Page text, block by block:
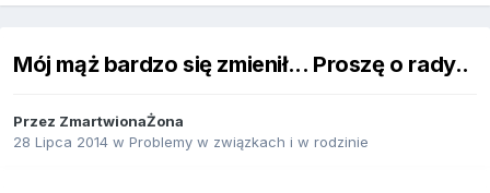
Mój mąż bardzo się zmienił... Proszę o rady..
Przez ZmartwionaŻona
28 Lipca 2014 w Problemy w związkach i w rodzinie